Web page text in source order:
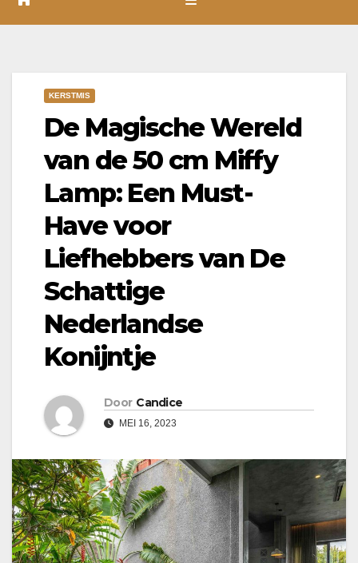
KERSTMIS
De Magische Wereld
van de 50 cm Miffy
Lamp: Een Must-
Have voor
Liefhebbers van De
Schattige
Nederlandse
Konijntje
Door Candice
MEI 16, 2023